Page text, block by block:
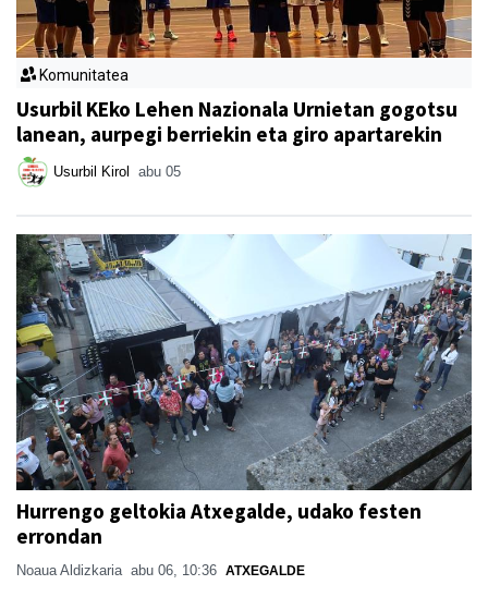
Komunitatea
Usurbil KEko Lehen Nazionala Urnietan gogotsu
lanean, aurpegi berriekin eta giro apartarekin
Usurbil Kirol abu 05
Hurrengo geltokia Atxegalde, udako festen
errondan
Noaua Aldizkaria abu 06, 10:36 ATXEGALDE